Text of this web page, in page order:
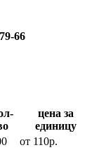
66
цена за
единицу
от 110р.